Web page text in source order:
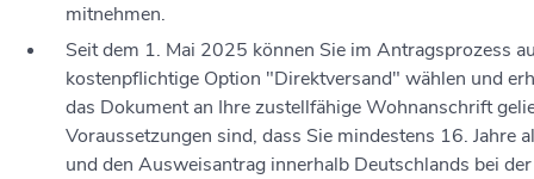
mitnehmen.
Seit dem 1. Mai 2025 können Sie im Antragsprozess
kostenpflichtige Option "Direktversand" wählen und
das Dokument an Ihre zustellfähige Wohnanschrift
Voraussetzungen sind, dass Sie mindestens 16. Jahre
und den Ausweisantrag innerhalb Deutschlands bei der